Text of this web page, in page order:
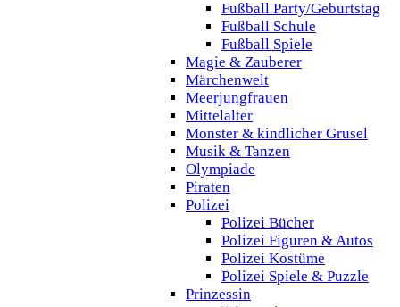
Fußball Party/Geburtstag
Fußball Schule
Fußball Spiele
Magie & Zauberer
Märchenwelt
Meerjungfrauen
Mittelalter
Monster & kindlicher Grusel
Musik & Tanzen
Olympiade
Piraten
Polizei
Polizei Bücher
Polizei Figuren & Autos
Polizei Kostüme
Polizei Spiele & Puzzle
Prinzessin